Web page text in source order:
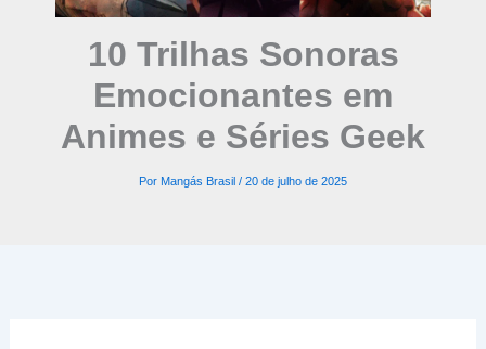
10 Trilhas Sonoras
Emocionantes em
Animes e Séries Geek
Por Mangás Brasil / 20 de julho de 2025